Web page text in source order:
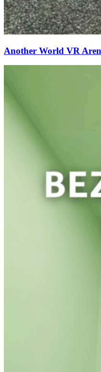
Another World VR